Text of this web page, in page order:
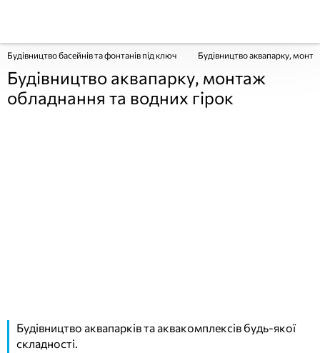
Будівництво басейнів та фонтанів під ключ Будівництво аквапарку,
Будівництво аквапарку, монтаж
обладнання та водних гірок
Будівництво аквапарків та аквакомплексів будь-якої
складності.